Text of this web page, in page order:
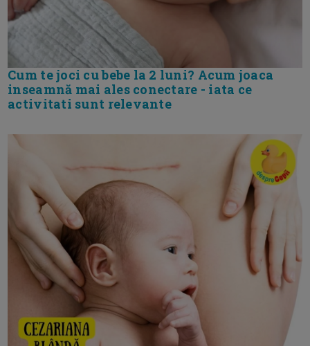
Cum te joci cu bebe la 2 luni? Acum joaca
inseamnă mai ales conectare - iata ce
activitati sunt relevante